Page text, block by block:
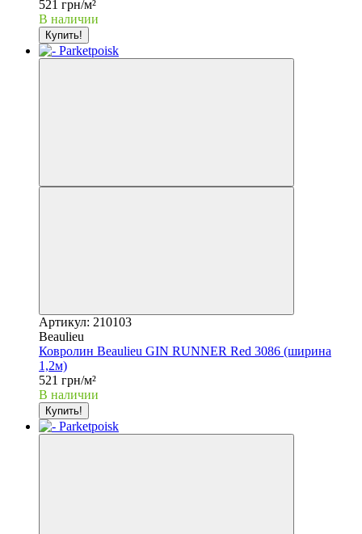
521 грн/м²
В наличии
Купить!
Артикул: 210103
Beaulieu
Ковролин Beaulieu GIN RUNNER Red 3086 (ширина
1,2м)
521 грн/м²
В наличии
Купить!